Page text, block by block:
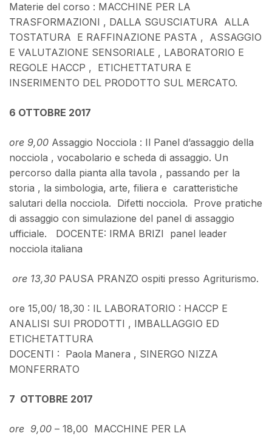
Materie del corso : MACCHINE PER LA
TRASFORMAZIONI , DALLA SGUSCIATURA ALLA
TOSTATURA E RAFFINAZIONE PASTA , ASSAGGIO
E VALUTAZIONE SENSORIALE , LABORATORIO E
REGOLE HACCP , ETICHETTATURA E
INSERIMENTO DEL PRODOTTO SUL MERCATO.
6 OTTOBRE 2017
ore 9,00 Assaggio Nocciola : Il Panel d’assaggio della
nocciola , vocabolario e scheda di assaggio. Un
percorso dalla pianta alla tavola , passando per la
storia , la simbologia, arte, filiera e caratteristiche
salutari della nocciola. Difetti nocciola. Prove pratiche
di assaggio con simulazione del panel di assaggio
ufficiale. DOCENTE: IRMA BRIZI panel leader
nocciola italiana
ore 13,30 PAUSA PRANZO ospiti presso Agriturismo.
ore 15,00/ 18,30 : IL LABORATORIO : HACCP E
ANALISI SUI PRODOTTI , IMBALLAGGIO ED
ETICHETATTURA
DOCENTI : Paola Manera , SINERGO NIZZA
MONFERRATO
7 OTTOBRE 2017
ore 9,00 – 18,00 MACCHINE PER LA